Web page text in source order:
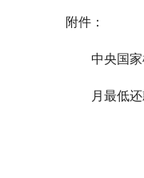
附件：
中央国家机
月最低还款